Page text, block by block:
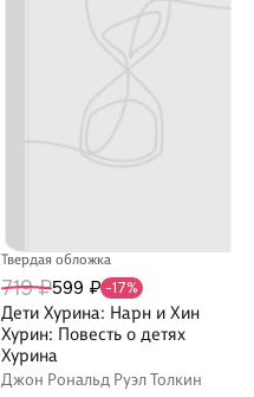
Твердая обложка
719 ₽599 ₽ -17%
Дети Хурина: Нарн и Хин
Хурин: Повесть о детях
Хурина
Джон Рональд Руэл Толкин